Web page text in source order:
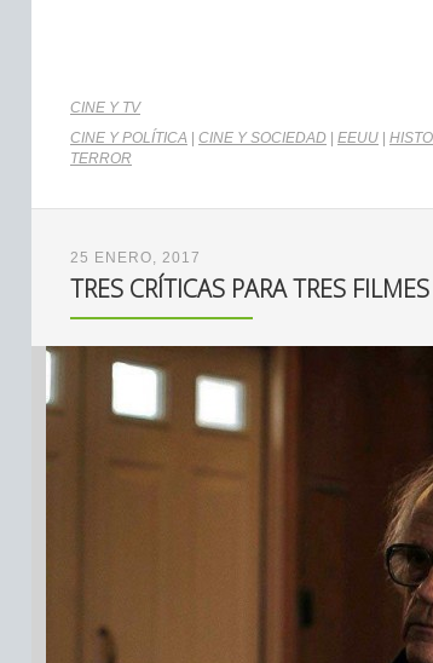
CINE Y TV
CINE Y POLÍTICA
CINE Y SOCIEDAD EEUU
TERROR
25 ENERO, 2017
TRES CRÍTICAS PARA TRES